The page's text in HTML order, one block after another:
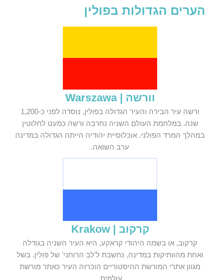
הערים הגדולות בפולין
וורשה | Warszawa
ורשה עיר הבירה והעיר הגדולה בפולין, נוסדה לפני כ-1,200
שנה. במלחמת העולם השניה נחרבה ורשה כמעט לחלוטין
במהלך המרד הפולני. אוכלוסיית יהודיה הייתה הגדולה במדינה
ערב השואה.
קרקוב | Krakow
קרקוב, או בשמה היהודי קראקע, היא העיר השניה בגודלה
ואחת מהוותיקות במדינה, נחשבת ל'לב הרוחני' של פולין. בשל
מגוון אתרי המורשת ההיסטוריים הוכרזה העיר כאתר מורשת